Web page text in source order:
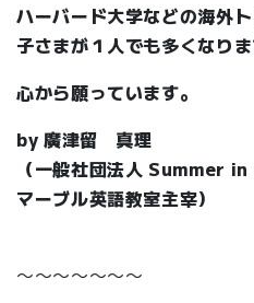
ハーバード大学などの海外
子さまが１人でも多くなり
心から願っています。
by 廣津留 真理
（一般社団法人 Summer
マーブル英語教室主宰）
〜〜〜〜〜〜〜